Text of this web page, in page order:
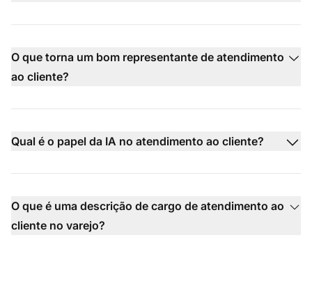
O que torna um bom representante de atendimento
ao cliente?
Qual é o papel da IA no atendimento ao cliente?
O que é uma descrição de cargo de atendimento ao
cliente no varejo?